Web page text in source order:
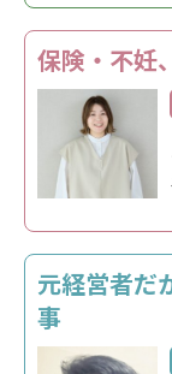
保険・不妊
元経営者だ
事